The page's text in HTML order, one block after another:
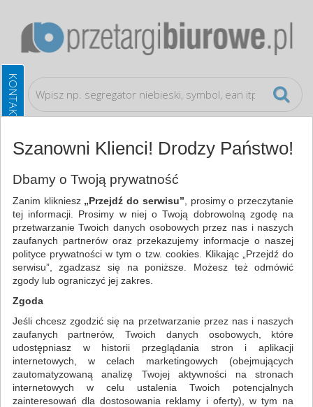
Artykuły szkolne Tablice suchościeralne
WSZYSTKIE KATEGORIE
NAJCHĘTNIEJ WYBIERANE
FILTRY
WIĘCEJ
Zakres cenowy
MIN:
MAX:
ODZNACZ
Szanowni Klienci! Drodzy Państwo!
Dbamy o Twoją prywatność
Zanim klikniesz „Przejdź do serwisu” , prosimy o przeczytanie
tej informacji. Prosimy w niej o Twoją dobrowolną zgodę na
przetwarzanie Twoich danych osobowych przez nas i naszych
zaufanych partnerów oraz przekazujemy informacje o naszej
polityce prywatności w tym o tzw. cookies. Klikając „Przejdź do
serwisu”, zgadzasz się na poniższe. Możesz też odmówić
zgody lub ograniczyć jej zakres.
Zgoda
Jeśli chcesz zgodzić się na przetwarzanie przez nas i naszych
zaufanych partnerów, Twoich danych osobowych, które
udostępniasz w historii przeglądania stron i aplikacji
internetowych, w celach marketingowych (obejmujących
zautomatyzowaną analizę Twojej aktywności na stronach
internetowych w celu ustalenia Twoich potencjalnych
zainteresowań dla dostosowania reklamy i oferty), w tym na